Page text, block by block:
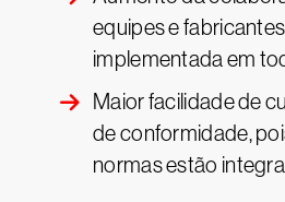
equipes e
implementada em
Maior facilidade de
de conformidade,
normas estão